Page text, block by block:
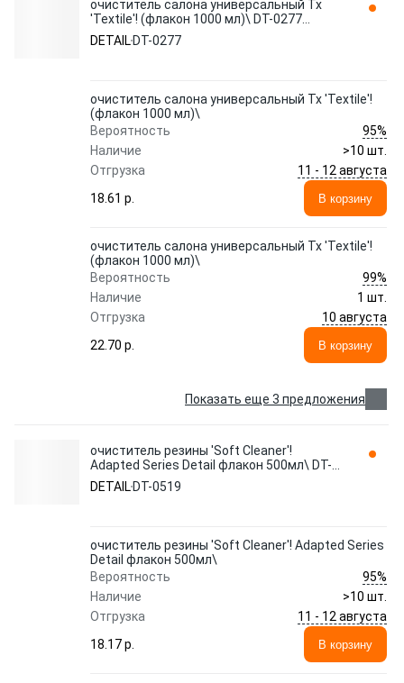
очиститель салона универсальный Tx
'Textile'! (флакон 1000 мл)\ DT-0277
DETAIL
DETAIL DT-0277
очиститель салона универсальный Tx 'Textile'!
(флакон 1000 мл)\
Вероятность
95%
Наличие
>10 шт.
Отгрузка
11 - 12 августа
18.61 p.
В корзину
очиститель салона универсальный Tx 'Textile'!
(флакон 1000 мл)\
Вероятность
99%
Наличие
1 шт.
Отгрузка
10 августа
22.70 p.
В корзину
Показать еще 3 предложения
очиститель резины 'Soft Cleaner'!
Adapted Series Detail флакон 500мл\ DT-
0519
DETAIL DT-0519
очиститель резины 'Soft Cleaner'! Adapted Series
Detail флакон 500мл\
Вероятность
95%
Наличие
>10 шт.
Отгрузка
11 - 12 августа
18.17 p.
В корзину